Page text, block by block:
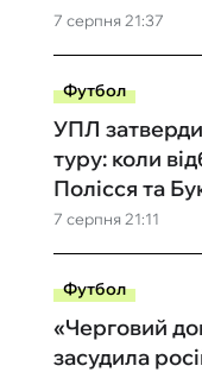
7 серпня 21:37
Футбол
7 серпня 21:11
УПЛ
туру: коли
Полісся та
Футбол
«Черговий
засудила